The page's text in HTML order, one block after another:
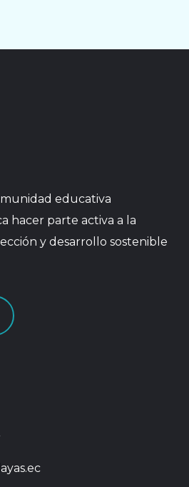
educativa
hacer parte activa a la
y desarrollo sostenible